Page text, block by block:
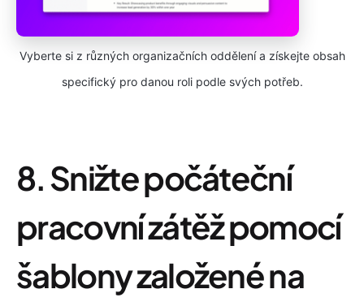
Vyberte si z různých organizačních oddělení a získejte obsah
specifický pro danou roli podle svých potřeb.
8. Snižte počáteční
pracovní zátěž pomocí
šablony založené na